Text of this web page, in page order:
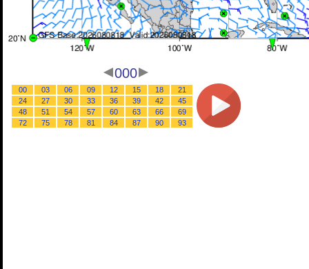
000
00 03 06 09 12 15 18
21
24
27 30 33 36 39 42
45
48
51 54 57 60 63 66
69
72
75 78 81 84 87 90 93